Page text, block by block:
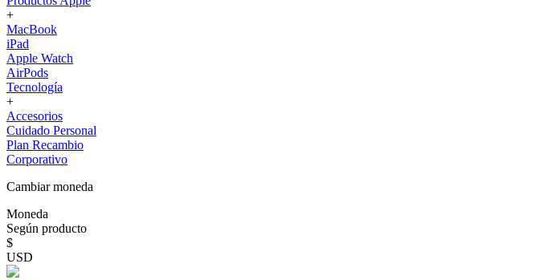
+
MacBook
iPad
Apple Watch
AirPods
Tecnología
+
Accesorios
Cuidado Personal
Plan Recambio
Corporativo
Cambiar moneda
Moneda
Según producto
$
USD